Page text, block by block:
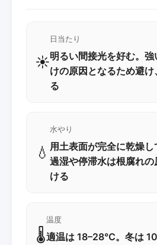
☀️
日当たり
明るい間接光を好む。
けの原因となるため避け
る
💧
水やり
用土表面が完全に乾燥し
過湿や停滞水は根腐れ
ける
🌡️
温度
適温は 18–28℃。冬は